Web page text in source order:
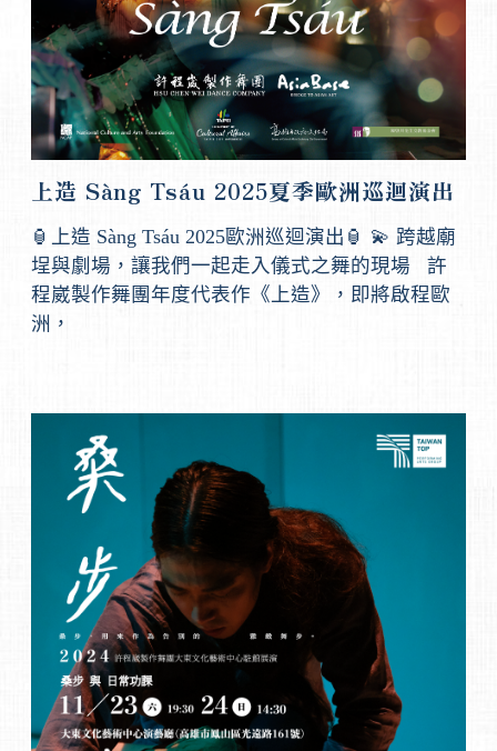
上造 Sàng Tsáu 2025夏季歐洲巡迴演出
🏮上造 Sàng Tsáu 2025歐洲巡迴演出🏮 💫 跨越廟
埕與劇場，讓我們一起走入儀式之舞的現場 許
程崴製作舞團年度代表作《上造》，即將啟程歐
洲，